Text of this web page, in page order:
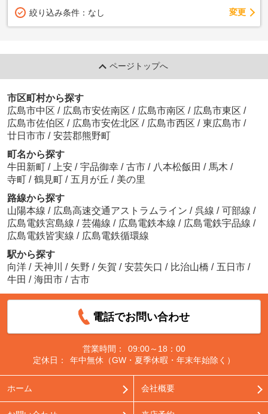
絞り込み条件： なし 変更
ページトップへ
市区町村から探す
広島市中区 / 広島市安佐南区 / 広島市南区 / 広島市東区 /
広島市佐伯区 / 広島市安佐北区 / 広島市西区 / 東広島市 /
廿日市市 / 安芸郡熊野町
町名から探す
牛田新町 / 上安 / 宇品御幸 / 古市 / 八本松飯田 / 馬木 /
寺町 / 鶴見町 / 五月が丘 / 美の里
路線から探す
山陽本線 / 広島高速交通アストラムライン / 呉線 / 可部線 /
広島電鉄宮島線 / 芸備線 / 広島電鉄本線 / 広島電鉄宇品線 /
広島電鉄皆実線 / 広島電鉄循環線
駅から探す
向洋 / 天神川 / 矢野 / 矢賀 / 安芸矢口 / 比治山橋 / 五日市 /
牛田 / 海田市 / 古市
電話でお問い合わせ
営業時間：
09:00～18：00
定休日：
年中無休（GW・夏季休暇・年末年始除く）
ホーム 会社概要